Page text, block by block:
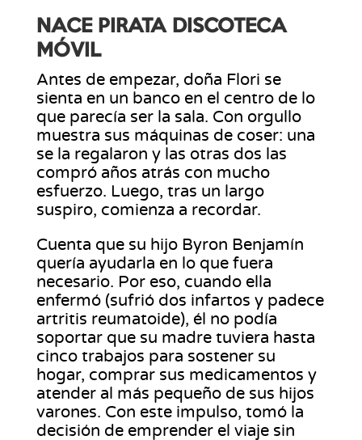
NACE PIRATA DISCOTECA
MÓVIL
Antes de empezar, doña Flori se
sienta en un banco en el centro de lo
que parecía ser la sala. Con orgullo
muestra sus máquinas de coser: una
se la regalaron y las otras dos las
compró años atrás con mucho
esfuerzo. Luego, tras un largo
suspiro, comienza a recordar.
Cuenta que su hijo Byron Benjamín
quería ayudarla en lo que fuera
necesario. Por eso, cuando ella
enfermó (sufrió dos infartos y padece
artritis reumatoide), él no podía
soportar que su madre tuviera hasta
cinco trabajos para sostener su
hogar, comprar sus medicamentos y
atender al más pequeño de sus hijos
varones. Con este impulso, tomó la
decisión de emprender el viaje sin